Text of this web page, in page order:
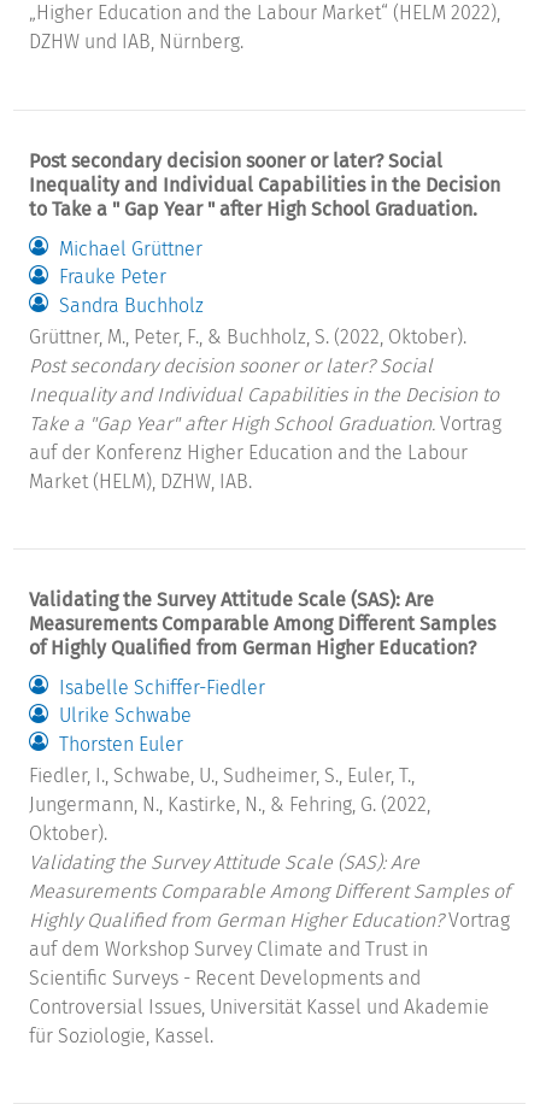
„Higher Education and the Labour Market“ (HELM 2022),
DZHW und IAB, Nürnberg.
Post secondary decision sooner or later? Social
Inequality and Individual Capabilities in the Decision
to Take a " Gap Year " after High School Graduation.
Michael Grüttner
Frauke Peter
Sandra Buchholz
Grüttner, M., Peter, F., & Buchholz, S. (2022, Oktober).
Post secondary decision sooner or later? Social
Inequality and Individual Capabilities in the Decision to
Take a "Gap Year" after High School Graduation. Vortrag
auf der Konferenz Higher Education and the Labour
Market (HELM), DZHW, IAB.
Validating the Survey Attitude Scale (SAS): Are
Measurements Comparable Among Different Samples
of Highly Qualified from German Higher Education?
Isabelle Schiffer-Fiedler
Ulrike Schwabe
Thorsten Euler
Fiedler, I., Schwabe, U., Sudheimer, S., Euler, T.,
Jungermann, N., Kastirke, N., & Fehring, G. (2022,
Oktober).
Validating the Survey Attitude Scale (SAS): Are
Measurements Comparable Among Different Samples of
Highly Qualified from German Higher Education?Vortrag
auf dem Workshop Survey Climate and Trust in
Scientific Surveys - Recent Developments and
Controversial Issues, Universität Kassel und Akademie
für Soziologie, Kassel.